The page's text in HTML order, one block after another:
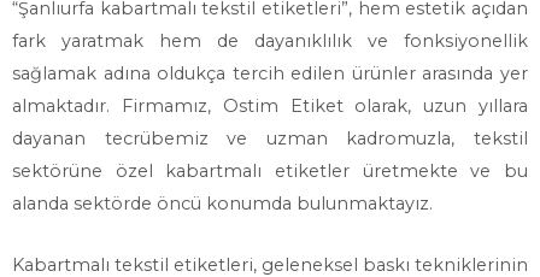
“Şanlıurfa kabartmalı tekstil etiketleri”, hem estetik açıdan
fark yaratmak hem de dayanıklılık ve fonksiyonellik
sağlamak adına oldukça tercih edilen ürünler arasında yer
almaktadır. Firmamız, Ostim Etiket olarak, uzun yıllara
dayanan tecrübemiz ve uzman kadromuzla, tekstil
sektörüne özel kabartmalı etiketler üretmekte ve bu
alanda sektörde öncü konumda bulunmaktayız.
Kabartmalı tekstil etiketleri, geleneksel baskı tekniklerinin